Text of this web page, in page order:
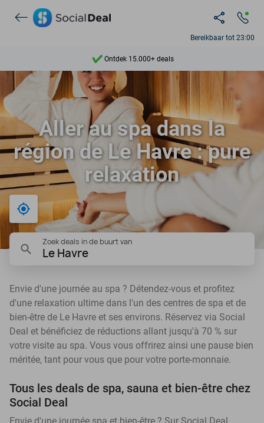
Bereikbaar tot 23:00
Ontdek 15.000+ deals
7 dagen per week beschikbaar
10+ miljoen leden
9,4
Ontdek 15.000+ deals
Aller au spa dans la
région de Le Havre : pure
relaxation
Bij mij in de buurt
Zoek deals in de buurt van
Le Havre
Envie d'une journée au spa ? Détendez-vous et profitez
d'une relaxation ultime dans l'un des centres de spa et de
bien-être de Le Havre et ses environs. Réservez via Social
Deal et bénéficiez de réductions allant jusqu'à 70 % sur
votre visite au spa. Vous vous offrirez ainsi une pause bien
méritée, tant pour vous que pour votre porte-monnaie.
Tous les deals de spa, sauna et bien-être chez
Social Deal